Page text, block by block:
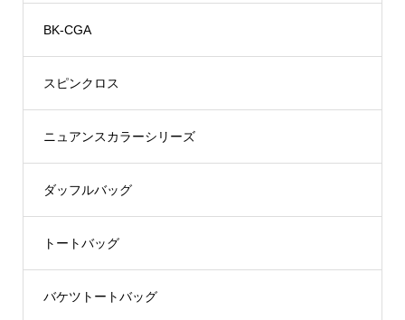
BK-CGA
スピンクロス
ニュアンスカラーシリーズ
ダッフルバッグ
トートバッグ
バケツトートバッグ